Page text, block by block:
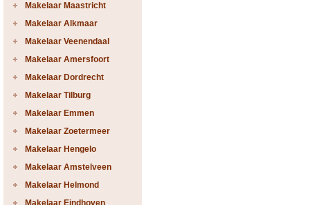
Makelaar Maastricht
Makelaar Alkmaar
Makelaar Veenendaal
Makelaar Amersfoort
Makelaar Dordrecht
Makelaar Tilburg
Makelaar Emmen
Makelaar Zoetermeer
Makelaar Hengelo
Makelaar Amstelveen
Makelaar Helmond
Makelaar Eindhoven